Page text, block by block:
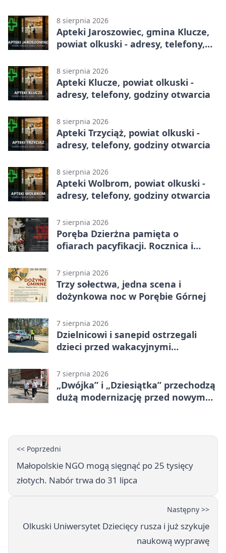
8 sierpnia 2026
Apteki Jaroszowiec, gmina Klucze,
powiat olkuski - adresy, telefony,
8 sierpnia 2026
Apteki Klucze, powiat olkuski -
adresy, telefony, godziny otwarcia
8 sierpnia 2026
Apteki Trzyciąż, powiat olkuski -
adresy, telefony, godziny otwarcia
8 sierpnia 2026
Apteki Wolbrom, powiat olkuski -
adresy, telefony, godziny otwarcia
7 sierpnia 2026
Poręba Dzierżna pamięta o
ofiarach pacyfikacji. Rocznica i
7 sierpnia 2026
Trzy sołectwa, jedna scena i
dożynkowa noc w Porębie Górnej
7 sierpnia 2026
Dzielnicowi i sanepid ostrzegali
dzieci przed wakacyjnymi
7 sierpnia 2026
„Dwójka” i „Dziesiątka” przechodzą
dużą modernizację przed nowym
<< Poprzedni
Małopolskie NGO mogą sięgnąć po 25 tysięcy
złotych. Nabór trwa do 31 lipca
Następny >>
Olkuski Uniwersytet Dziecięcy rusza i już szykuje
naukową wyprawę